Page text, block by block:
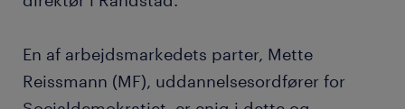
En af arbejdsmarkedets parter, Mette
Reissmann (MF), uddannelsesordfører for